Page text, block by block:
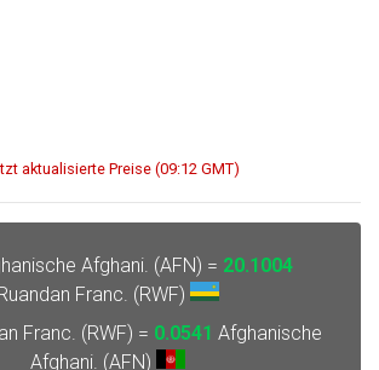
aktualisierte Preise (09:12 GMT)
Afghani. (AFN) = 20.1004
Franc. (RWF)
Franc. (RWF) = 0.0541 Afghanische
Afghani. (AFN)